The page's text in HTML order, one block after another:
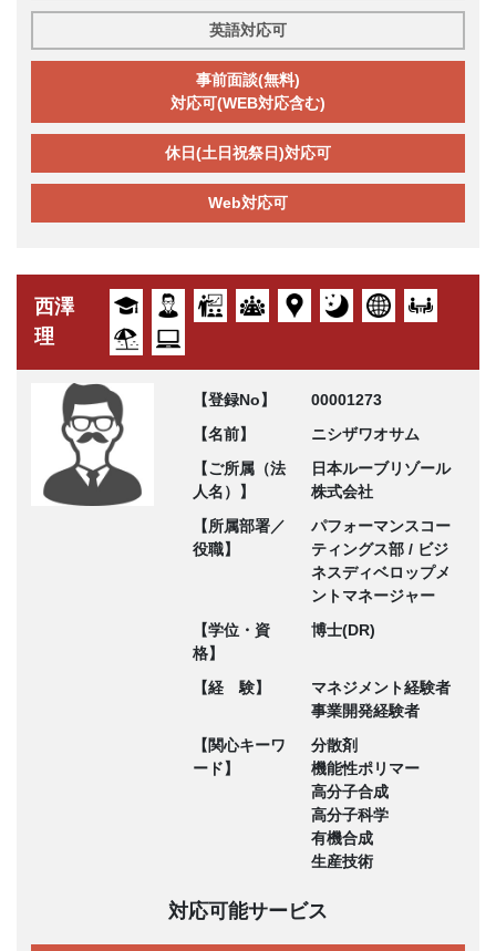
英語対応可
事前面談(無料)
対応可(WEB対応含む)
休日(土日祝祭日)対応可
Web対応可
西澤
理
【登録No】
00001273
【名前】
ニシザワオサム
【ご所属（法
人名）】
日本ルーブリゾール
株式会社
【所属部署／
役職】
パフォーマンスコー
ティングス部 / ビジ
ネスディベロップメ
ントマネージャー
【学位・資
格】
博士(DR)
【経 験】
マネジメント経験者
事業開発経験者
【関心キーワ
ード】
分散剤
機能性ポリマー
高分子合成
高分子科学
有機合成
生産技術
対応可能サービス